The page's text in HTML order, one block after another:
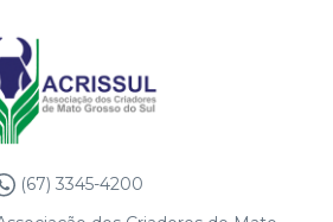
(67) 3345-4200